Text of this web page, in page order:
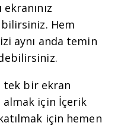
ekranınız
Hem
aynı anda temin
tek bir ekran
için İçerik
için hemen